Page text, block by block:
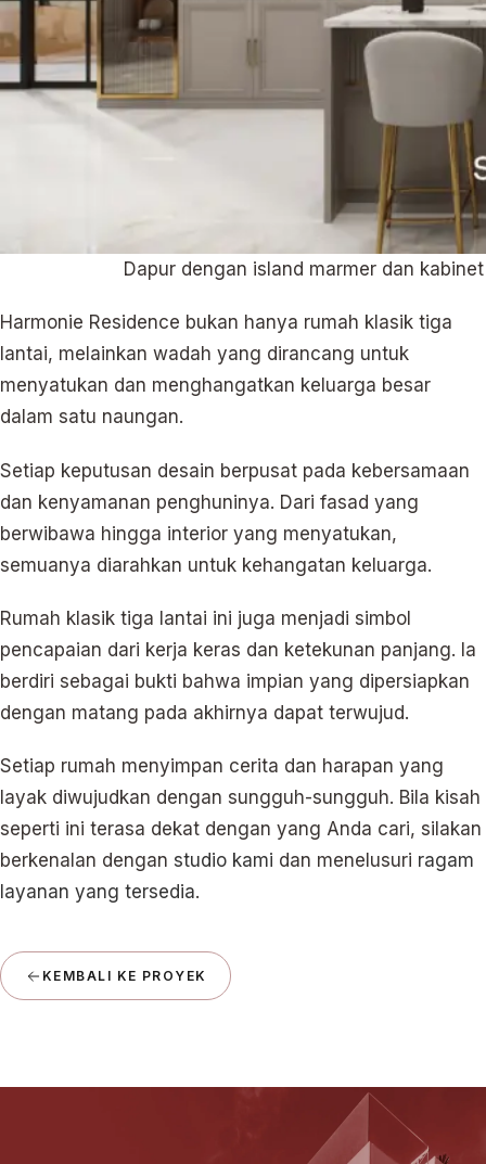
Dapur dengan island marmer dan
Harmonie Residence bukan hanya rumah klasik tiga
lantai, melainkan wadah yang dirancang untuk
menyatukan dan menghangatkan keluarga besar
dalam satu naungan.
Setiap keputusan desain berpusat pada kebersamaan
dan kenyamanan penghuninya. Dari fasad yang
berwibawa hingga interior yang menyatukan,
semuanya diarahkan untuk kehangatan keluarga.
Rumah klasik tiga lantai ini juga menjadi simbol
pencapaian dari kerja keras dan ketekunan panjang. Ia
berdiri sebagai bukti bahwa impian yang dipersiapkan
dengan matang pada akhirnya dapat terwujud.
Setiap rumah menyimpan cerita dan harapan yang
layak diwujudkan dengan sungguh-sungguh. Bila kisah
seperti ini terasa dekat dengan yang Anda cari, silakan
berkenalan dengan studio kami dan menelusuri ragam
layanan yang tersedia.
KEMBALI KE PROYEK